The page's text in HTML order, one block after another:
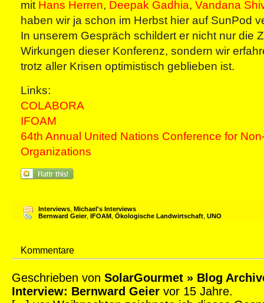
mit Hans Herren, Deepak Gadhia, Vandana
haben wir ja schon im Herbst hier auf SunPod
In unserem Gespräch schildert er nicht nur die
Wirkungen dieser Konferenz, sondern wir
trotz aller Krisen optimistisch geblieben ist.
Links:
COLABORA
IFOAM
64th Annual United Nations Conference for
Organizations
Interviews Michael's Interviews
Bernward Geier, IFOAM Ökologische Landwirtschaft UNO
Kommentare
Geschrieben von SolarGourmet » Blog
Interview: Bernward Geier vor 15 Jahre.